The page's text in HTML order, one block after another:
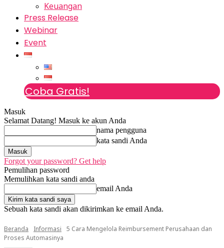
Keuangan
Press Release
Webinar
Event
Coba Gratis!
Masuk
Selamat Datang! Masuk ke akun Anda
nama pengguna
kata sandi Anda
Forgot your password? Get help
Pemulihan password
Memulihkan kata sandi anda
email Anda
Sebuah kata sandi akan dikirimkan ke email Anda.
Beranda Informasi
5 Cara Mengelola Reimbursement Perusahaan dan
Proses Automasinya